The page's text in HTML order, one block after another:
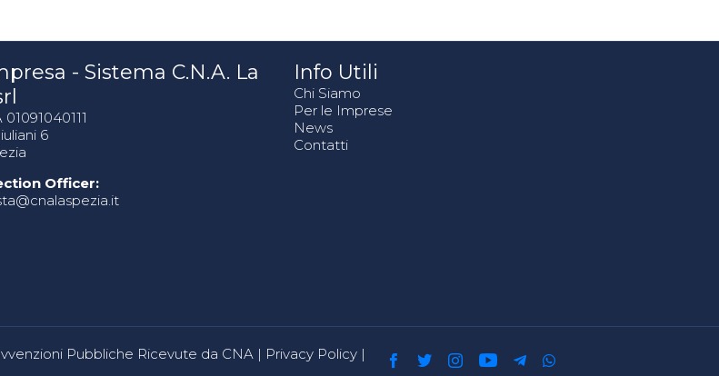
- Sistema C.N.A. La
6
Officer:
Info Utili
Chi Siamo
Per le Imprese
News
Contatti
Pubbliche Ricevute da CNA | Privacy Policy |